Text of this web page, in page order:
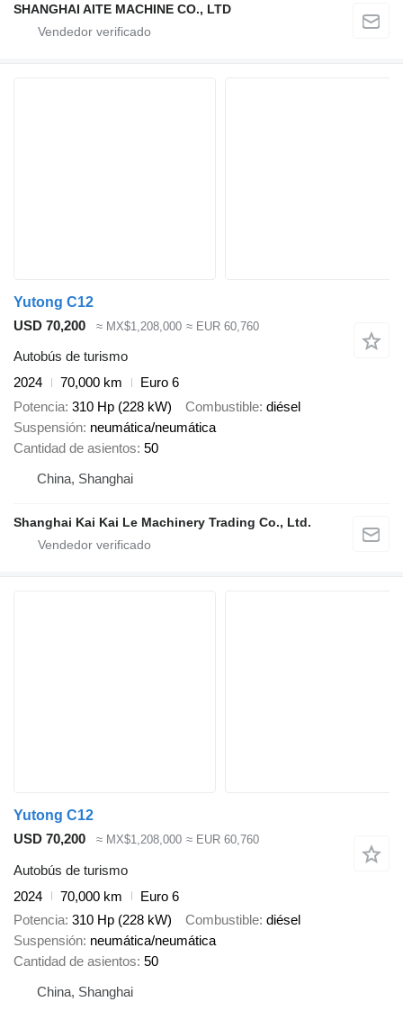
SHANGHAI AITE MACHINE CO., LTD
Yutong C12
USD 70,200
≈ MX$1,208,000 ≈ EUR 60,760
Autobús de turismo
2024
70,000 km
Euro 6
Potencia 310 Hp (228 kW) Combustible diésel
Suspensión neumática/neumática
Cantidad de asientos 50
China, Shanghai
Shanghai Kai Kai Le Machinery Trading Co., Ltd.
Yutong C12
USD 70,200
≈ MX$1,208,000 ≈ EUR 60,760
Autobús de turismo
2024
70,000 km
Euro 6
Potencia 310 Hp (228 kW) Combustible diésel
Suspensión neumática/neumática
Cantidad de asientos 50
China, Shanghai